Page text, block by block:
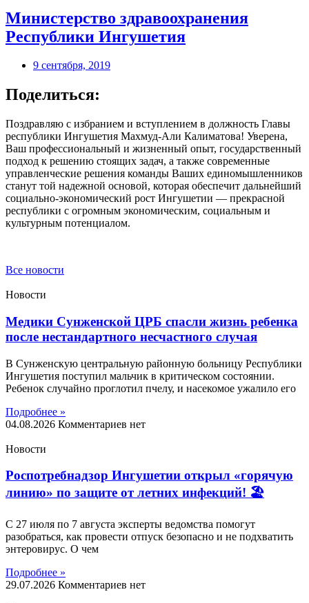
Министерство здравоохранения
Республики Ингушетия
9 сентября, 2019
Поделиться:
Поздравляю с избранием и вступлением в должность Главы
республики Ингушетия Махмуд-Али Калиматова! Уверена,
Ваш профессиональный и жизненный опыт, государственный
подход к решению стоящих задач, а также современные
управленческие решения команды Ваших единомышленников
станут той надежной основой, которая обеспечит дальнейший
социально-экономический рост Ингушетии — прекрасной
республики с огромным экономическим, социальным и
культурным потенциалом.
Все новости
Новости
Медики Сунженской ЦРБ спасли жизнь ребенка
после нестандартного несчастного случая
В Сунженскую центральную районную больницу Республики
Ингушетия поступил мальчик в критическом состоянии.
Ребенок случайно проглотил пчелу, и насекомое ужалило его
Подробнее »
04.08.2026 Комментариев нет
Новости
Роспотребнадзор Ингушетии открыл «горячую
линию» по защите от летних инфекций! 🏖
С 27 июля по 7 августа эксперты ведомства помогут
разобраться, как провести отпуск безопасно и не подхватить
энтеровирус. О чем
Подробнее »
29.07.2026 Комментариев нет